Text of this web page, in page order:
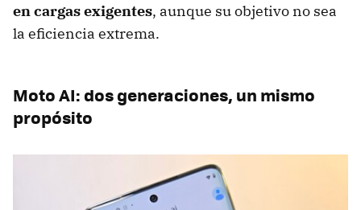
en cargas exigentes, aunque su objetivo no sea
la eficiencia extrema.
Moto AI: dos generaciones, un mismo
propósito